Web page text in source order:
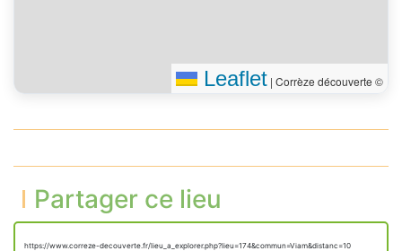
Leaflet | Corrèze découverte ©
Partager ce lieu
https://www.correze-decouverte.fr/lieu_a_explorer.php?lieu=174&commun=Viam&distanc=10